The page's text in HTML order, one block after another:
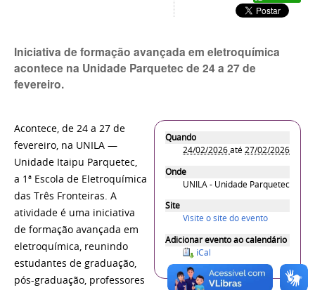
Iniciativa de formação avançada em eletroquímica
acontece na Unidade Parquetec de 24 a 27 de
fevereiro.
Quando
24/02/2026até27/02/2026
Onde
UNILA - Unidade Parquetec
Site
Visite o site do evento
Adicionar evento ao calendário
iCal
Acontece, de 24 a 27 de
fevereiro, na UNILA —
Unidade Itaipu Parquetec,
a 1ª Escola de Eletroquímica
das Três Fronteiras. A
atividade é uma iniciativa
de formação avançada em
eletroquímica, reunindo
estudantes de graduação,
pós-graduação, professores